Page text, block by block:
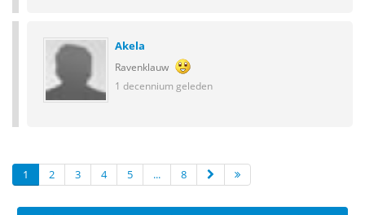
Akela
Ravenklauw
1 decennium geleden
1 2 3 4 5 ... 8